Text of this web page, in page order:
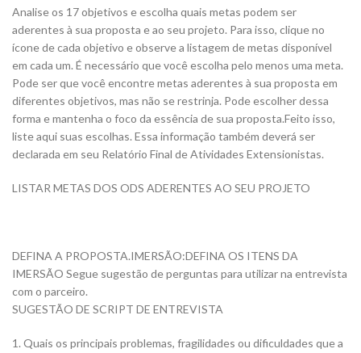
Analise os 17 objetivos e escolha quais metas podem ser
aderentes à sua proposta e ao seu projeto. Para isso, clique no
ícone de cada objetivo e observe a listagem de metas disponível
em cada um. É necessário que você escolha pelo menos uma meta.
Pode ser que você encontre metas aderentes à sua proposta em
diferentes objetivos, mas não se restrinja. Pode escolher dessa
forma e mantenha o foco da essência de sua proposta.Feito isso,
liste aqui suas escolhas. Essa informação também deverá ser
declarada em seu Relatório Final de Atividades Extensionistas.
LISTAR METAS DOS ODS ADERENTES AO SEU PROJETO
DEFINA A PROPOSTA.IMERSÃO:DEFINA OS ITENS DA
IMERSÃO Segue sugestão de perguntas para utilizar na entrevista
com o parceiro.
SUGESTÃO DE SCRIPT DE ENTREVISTA
1. Quais os principais problemas, fragilidades ou dificuldades que a